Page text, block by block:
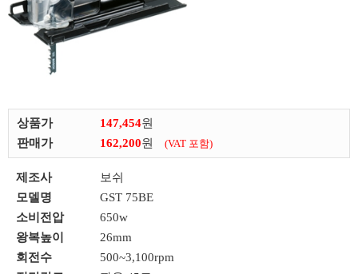
상품가 147,454원
판매가
162,200원 (VAT 포함)
제조사
보쉬
모델명
GST 75BE
소비전압
650w
왕복높이
26mm
회전수
500~3,100rpm